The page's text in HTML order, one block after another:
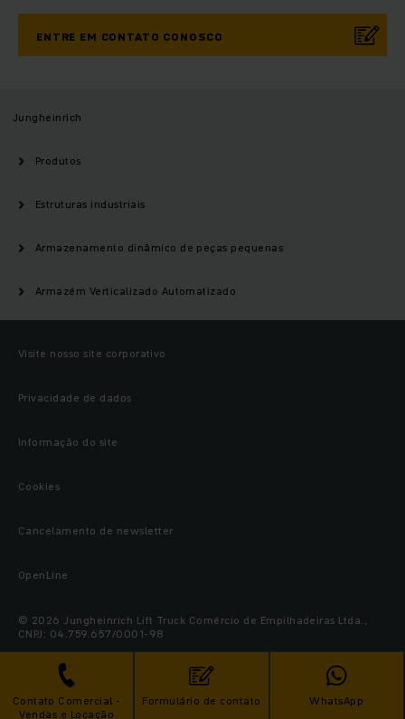
Contato Comercial -
Vendas e Locação
Formulário de contato WhatsApp
ENTRE EM CONTATO CONOSCO
Jungheinrich
Produtos
Estruturas industriais
Armazenamento dinâmico de peças pequenas
Armazém Verticalizado Automatizado
Visite nosso site corporativo
Privacidade de dados
Informação do site
Cookies
Cancelamento de newsletter
OpenLine
© 2026 Jungheinrich Lift Truck Comércio de Empilhadeiras Ltda.,
CNPJ: 04.759.657/0001-98